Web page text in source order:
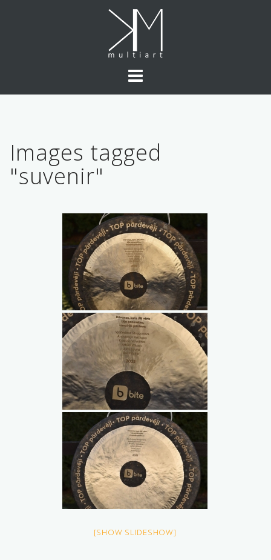
Images tagged
"suvenir"
[SHOW SLIDESHOW]